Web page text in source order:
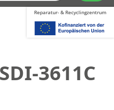
Reparatur- & Recyclingzentrum
3611C